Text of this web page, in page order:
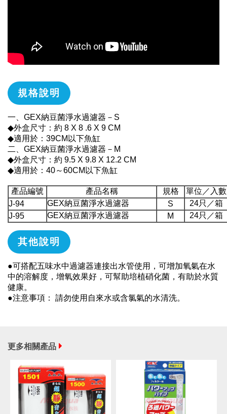
規格說明
一、GEX納豆菌淨水過濾器－S
◆外盒尺寸：約 8 X 8 .6 X 9 CM
◆適用於：39CM以下魚缸
二、GEX納豆菌淨水過濾器－M
◆外盒尺寸：約 9.5 X 9.8 X 12.2 CM
◆適用於：40～60CM以下魚缸
產品編號 產品名稱 規格
單位／入數
J-94
GEX納豆菌淨水過濾器 S
24只／箱
J-95
GEX納豆菌淨水過濾器 M 24只／箱
其他說明
●可搭配五味水中過濾器連接出水管使用，可增加氧氣在水
中的溶解度，增氧效果好，可幫助培植硝化菌，有助於水質
健康。
●注意事項： 請勿使用自來水或含氯氣的水清洗。
更多相關產品